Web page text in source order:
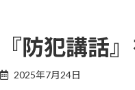
『防犯講話
2025年7月24日